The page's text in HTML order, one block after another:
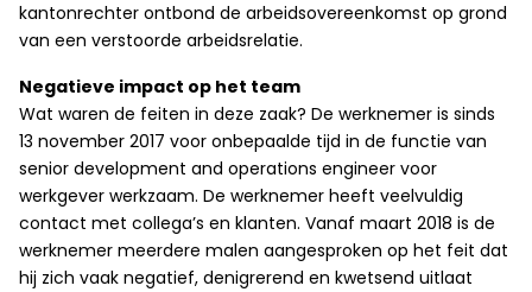
kantonrechter ontbond de arbeidsovereenkomst op grond
van een verstoorde arbeidsrelatie.
Negatieve impact op het team
Wat waren de feiten in deze zaak? De werknemer is sinds
13 november 2017 voor onbepaalde tijd in de functie van
senior development and operations engineer voor
werkgever werkzaam. De werknemer heeft veelvuldig
contact met collega’s en klanten. Vanaf maart 2018 is de
werknemer meerdere malen aangesproken op het feit dat
hij zich vaak negatief, denigrerend en kwetsend uitlaat